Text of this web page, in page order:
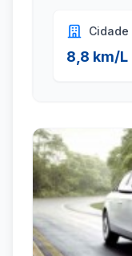
Cidade
8,8 km/L